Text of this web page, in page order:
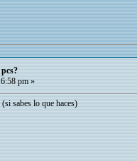
pm »
sabes lo que haces)